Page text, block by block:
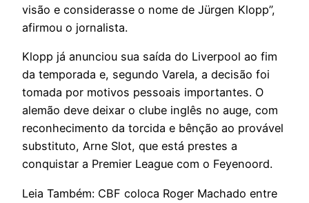
visão e considerasse o nome de Jürgen Klopp”,
afirmou o jornalista.
Klopp já anunciou sua saída do Liverpool ao fim
da temporada e, segundo Varela, a decisão foi
tomada por motivos pessoais importantes. O
alemão deve deixar o clube inglês no auge, com
reconhecimento da torcida e bênção ao provável
substituto, Arne Slot, que está prestes a
conquistar a Premier League com o Feyenoord.
Leia Também: CBF coloca Roger Machado entre